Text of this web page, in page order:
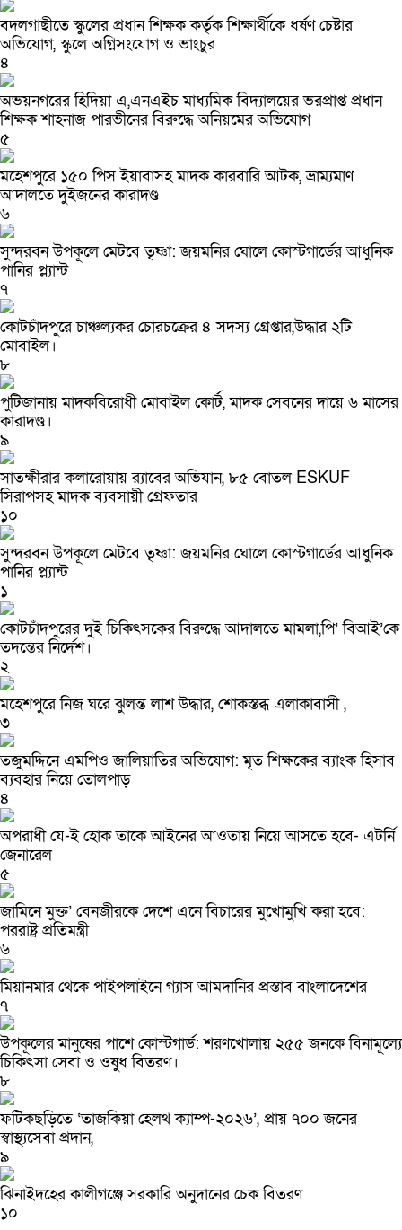
বদলগাছীতে স্কুলের প্রধান শিক্ষক কর্তৃক শিক্ষার্থীকে ধর্ষণ চেষ্টার
অভিযোগ, স্কুলে অগ্নিসংযোগ ও ভাংচুর
৪
অভয়নগরের হিদিয়া এ,এনএইচ মাধ্যমিক বিদ্যালয়ের ভরপ্রাপ্ত প্রধান
শিক্ষক শাহনাজ পারভীনের বিরুদ্ধে অনিয়মের অভিযোগ
৫
মহেশপুরে ১৫০ পিস ইয়াবাসহ মাদক কারবারি আটক, ভ্রাম্যমাণ
আদালতে দুইজনের কারাদণ্ড
৬
সুন্দরবন উপকূলে মেটবে তৃষ্ণা: জয়মনির ঘোলে কোস্টগার্ডের আধুনিক
পানির প্ল্যান্ট
৭
কোটচাঁদপুরে চাঞ্চল্যকর চোরচক্রের ৪ সদস্য গ্রেপ্তার,উদ্ধার ২টি
মোবাইল।
৮
পুটিজানায় মাদকবিরোধী মোবাইল কোর্ট, মাদক সেবনের দায়ে ৬ মাসের
কারাদণ্ড।
৯
সাতক্ষীরার কলারোয়ায় র‍্যাবের অভিযান, ৮৫ বোতল ESKUF
সিরাপসহ মাদক ব্যবসায়ী গ্রেফতার
১০
সুন্দরবন উপকূলে মেটবে তৃষ্ণা: জয়মনির ঘোলে কোস্টগার্ডের আধুনিক
পানির প্ল্যান্ট
১
কোটচাঁদপুরের দুই চিকিৎসকের বিরুদ্ধে আদালতে মামলা,পি’ বিআই’কে
তদন্তের নির্দেশ।
২
মহেশপুরে নিজ ঘরে ঝুলন্ত লাশ উদ্ধার, শোকস্তব্ধ এলাকাবাসী ,
৩
তজুমদ্দিনে এমপিও জালিয়াতির অভিযোগ: মৃত শিক্ষকের ব্যাংক হিসাব
ব্যবহার নিয়ে তোলপাড়
৪
অপরাধী যে-ই হোক তাকে আইনের আওতায় নিয়ে আসতে হবে- এটর্নি
জেনারেল
৫
জামিনে মুক্ত’ বেনজীরকে দেশে এনে বিচারের মুখোমুখি করা হবে:
পররাষ্ট্র প্রতিমন্ত্রী
৬
মিয়ানমার থেকে পাইপলাইনে গ্যাস আমদানির প্রস্তাব বাংলাদেশের
৭
উপকূলের মানুষের পাশে কোস্টগার্ড: শরণখোলায় ২৫৫ জনকে বিনামূল্যে
চিকিৎসা সেবা ও ওষুধ বিতরণ।
৮
ফটিকছড়িতে ‘তাজকিয়া হেলথ ক্যাম্প-২০২৬’, প্রায় ৭০০ জনের
স্বাস্থ্যসেবা প্রদান,
৯
ঝিনাইদহের কালীগঞ্জে সরকারি অনুদানের চেক বিতরণ
১০